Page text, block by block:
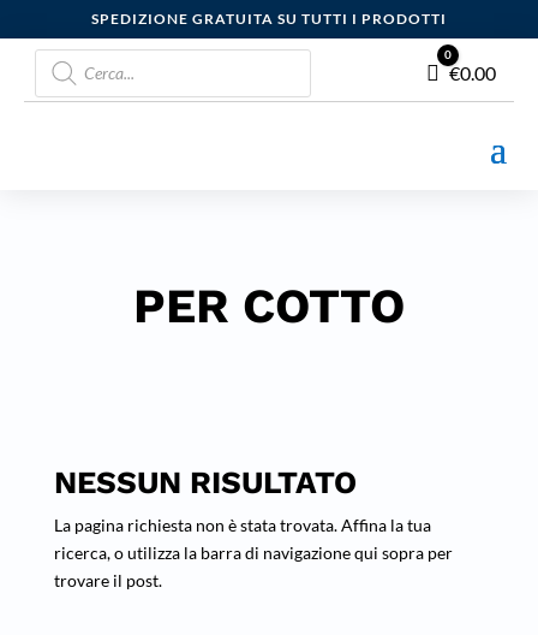
SPEDIZIONE GRATUITA SU TUTTI I PRODOTTI
Products
search
Carrello
0
€0.00
PER COTTO
NESSUN RISULTATO
La pagina richiesta non è stata trovata. Affina la tua
ricerca, o utilizza la barra di navigazione qui sopra per
trovare il post.